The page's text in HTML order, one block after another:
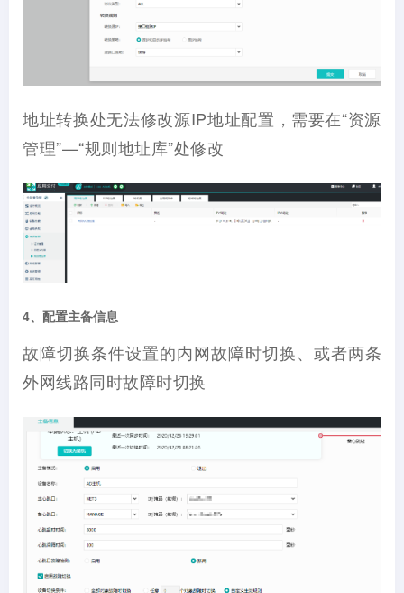
地址转换处无法修改源IP地址配置，需要在“资源
管理”—“规则地址库”处修改
4、配置主备信息
故障切换条件设置的内网故障时切换、或者两条
外网线路同时故障时切换